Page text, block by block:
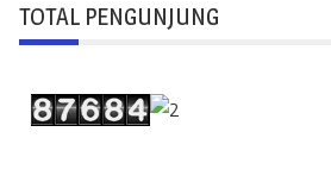
TOTAL PENGUNJUNG